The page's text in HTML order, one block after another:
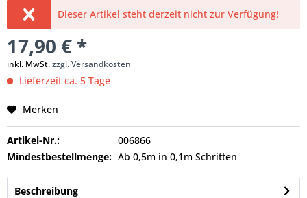
Dieser Artikel steht derzeit nicht zur Verfügung!
17,90 € *
inkl. MwSt.zzgl. Versandkosten
Lieferzeit ca. 5 Tage
Merken
Artikel-Nr.:
006866
Mindestbestellmenge: Ab 0,5m in 0,1m Schritten
Beschreibung